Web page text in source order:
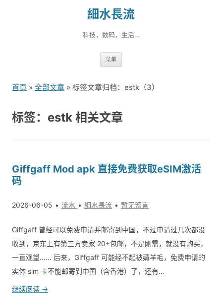
細水長流
科技，数码，生活…
菜单
首页 » 全部文章 » 标签文章归档：estk（3）
标签：estk 相关文章
Giffgaff Mod apk 直接免费获取eSIM激活
码
2026-06-05 流水 細水長流 暂无留言
Giffgaff 曾经可以免费申请并邮寄到中国，不过申请过几次都没
收到，京东上有第三方卖家 20+包邮，不是刚需，就没有购买，
一直观望…… 后来，Giffgaff 可能经不起被薅羊毛，免费申请的
实体 sim 卡不能邮寄到中国（含香港）了，还有…
继续阅读 →